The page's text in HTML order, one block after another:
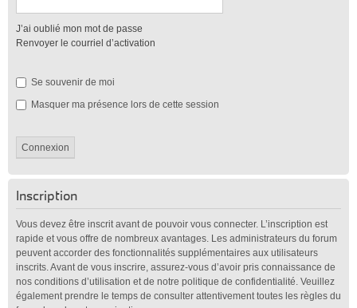
J’ai oublié mon mot de passe
Renvoyer le courriel d’activation
Se souvenir de moi
Masquer ma présence lors de cette session
Inscription
Vous devez être inscrit avant de pouvoir vous connecter. L’inscription est
rapide et vous offre de nombreux avantages. Les administrateurs du forum
peuvent accorder des fonctionnalités supplémentaires aux utilisateurs
inscrits. Avant de vous inscrire, assurez-vous d’avoir pris connaissance de
nos conditions d’utilisation et de notre politique de confidentialité. Veuillez
également prendre le temps de consulter attentivement toutes les règles du